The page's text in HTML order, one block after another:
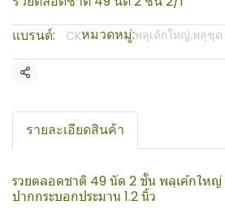
แบรนด์:
CKหมวดหมู่:พลุเค้กใหญ่,พลุชุด
แชร์
รายละเอียดสินค้า
รวยตลอดชาติ 49 นัด 2 ชั้น พลุเค้กใหญ่
ปากกระบอกประมาน 1.2 นิ้ว